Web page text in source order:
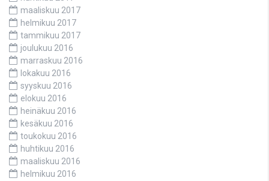
maaliskuu 2017
helmikuu 2017
tammikuu 2017
joulukuu 2016
marraskuu 2016
lokakuu 2016
syyskuu 2016
elokuu 2016
heinäkuu 2016
kesäkuu 2016
toukokuu 2016
huhtikuu 2016
maaliskuu 2016
helmikuu 2016